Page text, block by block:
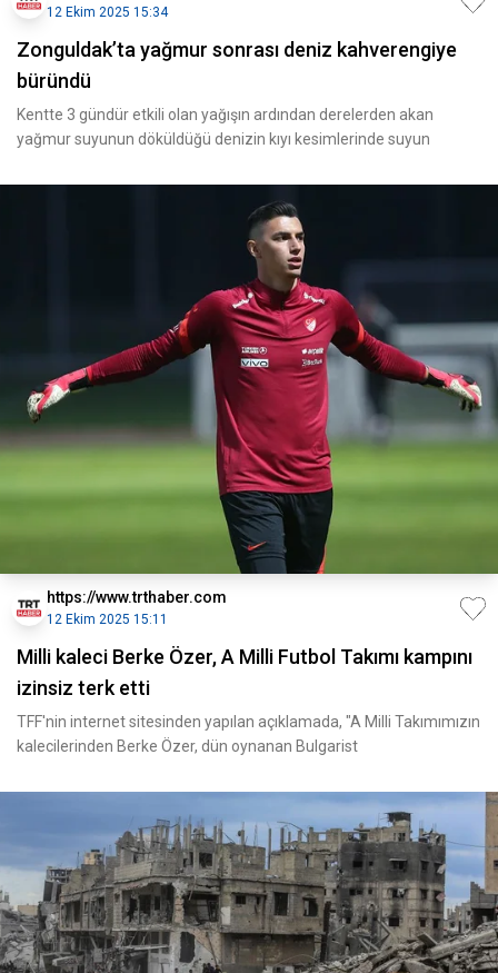
12 Ekim 2025 15:34
Zonguldak’ta yağmur sonrası deniz kahverengiye
büründü
Kentte 3 gündür etkili olan yağışın ardından derelerden akan
yağmur suyunun döküldüğü denizin kıyı kesimlerinde suyun
https://www.trthaber.com
12 Ekim 2025 15:11
Milli kaleci Berke Özer, A Milli Futbol Takımı kampını
izinsiz terk etti
TFF'nin internet sitesinden yapılan açıklamada, "A Milli Takımımızın
kalecilerinden Berke Özer, dün oynanan Bulgarist